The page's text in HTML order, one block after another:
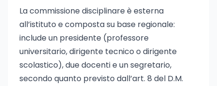
La commissione disciplinare è esterna
all’istituto e composta su base regionale:
include un presidente (professore
universitario, dirigente tecnico o dirigente
scolastico), due docenti e un segretario,
secondo quanto previsto dall’art. 8 del D.M.